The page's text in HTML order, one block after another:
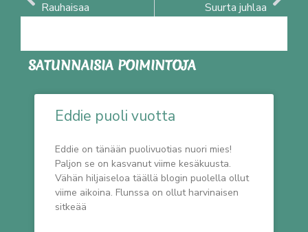
Rauhaisaa Suurta juhlaa
SATUNNAISIA POIMINTOJA
Eddie puoli vuotta
Eddie on tänään puolivuotias nuori mies!
Paljon se on kasvanut viime kesäkuusta.
Vähän hiljaiseloa täällä blogin puolella ollut
viime aikoina. Flunssa on ollut harvinaisen
sitkeää